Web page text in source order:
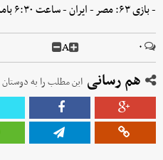
- بازی ۶۳: مصر - ایران - ساعت ۶:۳۰ بامداد به وقت تهران - استادیوم سیاتل
۰ A
هم رسانی این مطلب را به